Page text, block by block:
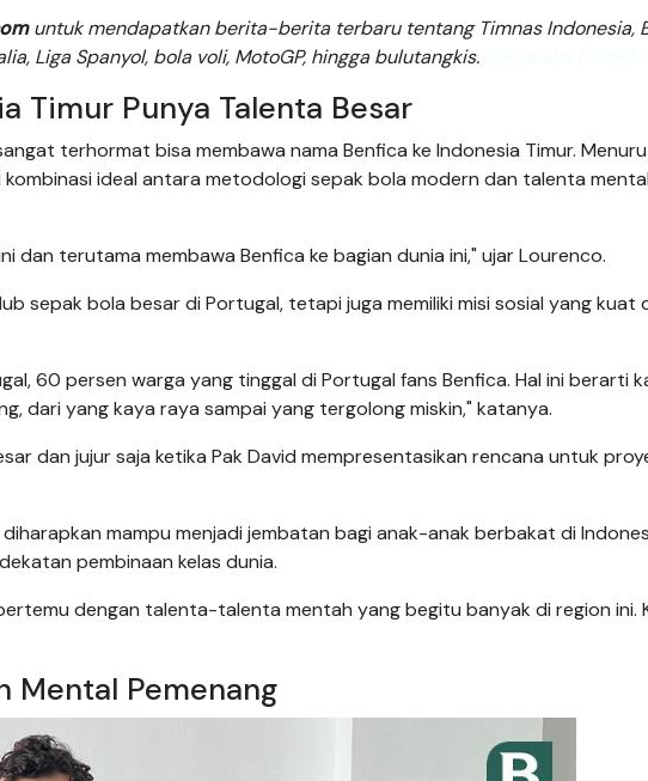
untuk mendapatkan berita-berita terbaru tentang Timnas Indonesia,
Liga Spanyol, bola voli, MotoGP, hingga bulutangkis.
Timur Punya Talenta Besar
terhormat bisa membawa nama Benfica ke Indonesia Timur.
ideal antara metodologi sepak bola modern dan talenta
dan terutama membawa Benfica ke bagian dunia ini," ujar Lourenco.
sepak bola besar di Portugal, tetapi juga memiliki misi sosial yang kuat
60 persen warga yang tinggal di Portugal fans Benfica. Hal ini berarti
dari yang kaya raya sampai yang tergolong miskin," katanya.
dan jujur saja ketika Pak David mempresentasikan rencana untuk
mampu menjadi jembatan bagi anak-anak berbakat di
pembinaan kelas dunia.
dengan talenta-talenta mentah yang begitu banyak di region ini.
Mental Pemenang